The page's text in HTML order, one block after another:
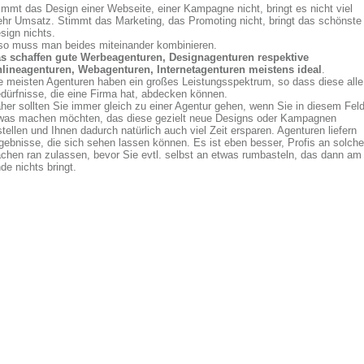
das Design einer Webseite, einer Kampagne nicht, bringt es nicht viel
Umsatz. Stimmt das Marketing, das Promoting nicht, bringt das schönste
nichts.
muss man beides miteinander kombinieren.
schaffen gute Werbeagenturen, Designagenturen respektive
Webagenturen, Internetagenturen meistens ideal .
meisten Agenturen haben ein großes Leistungsspektrum, so dass diese alle
die eine Firma hat, abdecken können.
sollten Sie immer gleich zu einer Agentur gehen, wenn Sie in diesem Feld
machen möchten, das diese gezielt neue Designs oder Kampagnen
und Ihnen dadurch natürlich auch viel Zeit ersparen. Agenturen liefern
die sich sehen lassen können. Es ist eben besser, Profis an solche
ran zulassen, bevor Sie evtl. selbst an etwas rumbasteln, das dann am
nichts bringt.